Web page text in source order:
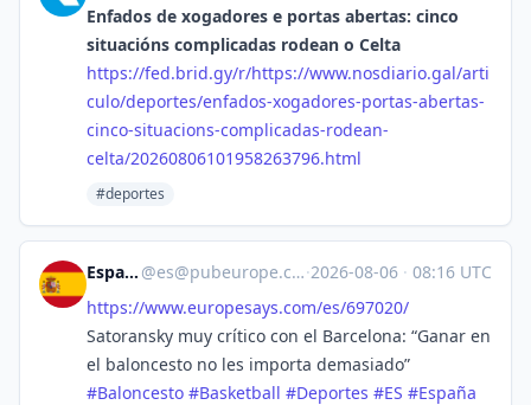
Enfados de xogadores e portas abertas: cinco
situacións complicadas rodean o Celta
https://fed.brid.gy/r/https://www.nosdiario.gal/arti
culo/deportes/enfados-xogadores-portas-abertas-
cinco-situacions-complicadas-rodean-
celta/20260806101958263796.html
#deportes
España @es@pubeurope.com ·2026-08-06 · 08:16 UTC
https://www.europesays.com/es/697020/
Satoransky muy crítico con el Barcelona: “Ganar en
el baloncesto no les importa demasiado”
#Baloncesto #Basketball #Deportes #ES #España